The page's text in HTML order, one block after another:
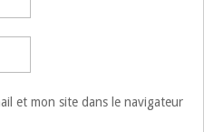
et mon site dans le navigateur